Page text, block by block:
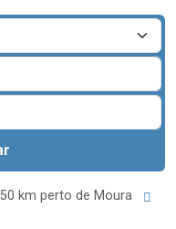
km perto de Moura